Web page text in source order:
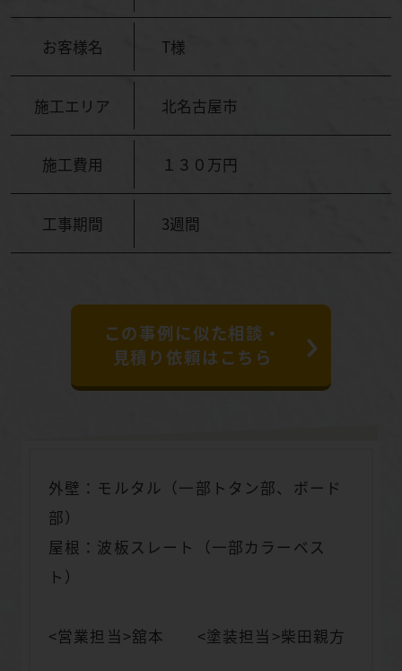
お客様名 T様
施工エリア 北名古屋市
施工費用 １３０万円
工事期間 3週間
この事例に似た相談・
見積り依頼はこちら
外壁：モルタル（一部トタン部、ボード
部）
屋根：波板スレート（一部カラーベス
ト）
<営業担当>舘本 <塗装担当>柴田親方